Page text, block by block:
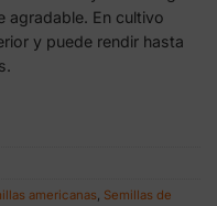
agradable. En cultivo
y puede rendir hasta
americanas, Semillas de